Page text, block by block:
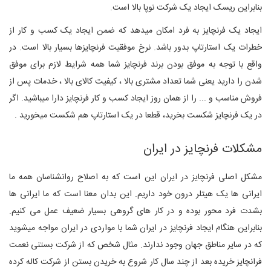
بنابراین ریسک ایجاد یک شرکت نوپا بالا است.
ایجاد یک فرنچایز به فرد امکان میدهد که ضمن ایجاد یک کسب و کار از
خطرات یک استارتاپ بدور باشد. نرخ موفقیت فرنچایزها بسیار بالا است. در
واقع با توجه به موفق بودن برند فرنچایز شما همه شرایط لازم برای موفق
شدن را دارید یعنی شما تعداد مشتری بالا ، کیفیت کالای بالا ، خدمات پس از
فروش مناسب و ... را از همان روز ایجاد کسب و کار فرنچایز دارا میباشید. اگر
در یک فرنچایز شکست بخرید، قطعا در یک استارتاپ هم شکست میخورید .
مشکلات فرنچایز در ایران
مشکل اصلی فرنچایز در ایران این است که به اصلاح روانشناسان همه ما
ایرانی ها یک هیتلر درون خود داریم. این بدان معنا است که ما ایرانی ها
بشدت فرد محور بوده و در کار های گروهی بسیار ضعیف عمل می کنیم.
بنابراین هنگام ایجاد فرنچایز در ایران شما با مواردی در ایران مواجه میشوید
که در سایر مناطق جهان وجود ندارند. مثال شخص که از شرکت بستنی نعمت
فرانچایز خریده بعد از چند سال کار شروع به خریدن بستن از شرکت کاله کرده